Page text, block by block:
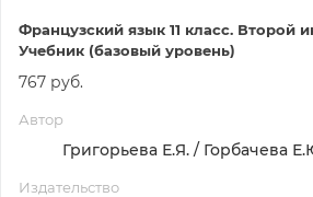
Французский язык 11 класс. Второй
Учебник (базовый уровень)
767 руб.
Автор
Григорьева Е.Я. / Горбачева
Издательство